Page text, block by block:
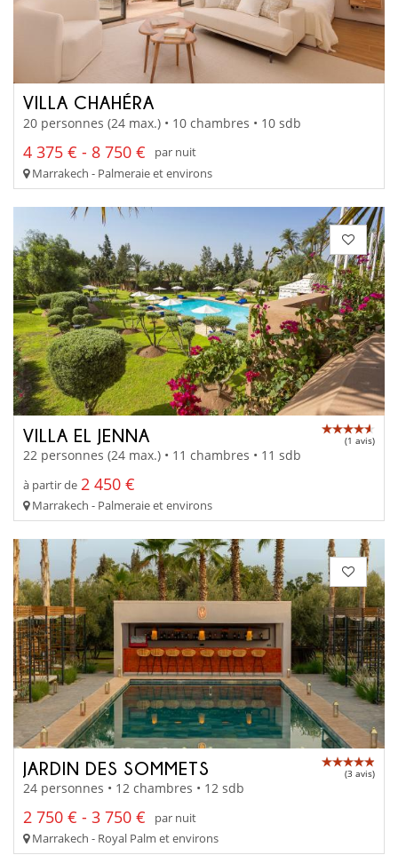
VILLA CHAHÉRA
20 personnes (24 max.) • 10 chambres • 10 sdb
4 375 € - 8 750 €
par nuit
Marrakech - Palmeraie et environs
VILLA EL JENNA (1 avis)
22 personnes (24 max.) • 11 chambres • 11 sdb
à partir de 2 450 €
Marrakech - Palmeraie et environs
JARDIN DES SOMMETS (3 avis)
24 personnes • 12 chambres • 12 sdb
2 750 € - 3 750 €
par nuit
Marrakech - Royal Palm et environs